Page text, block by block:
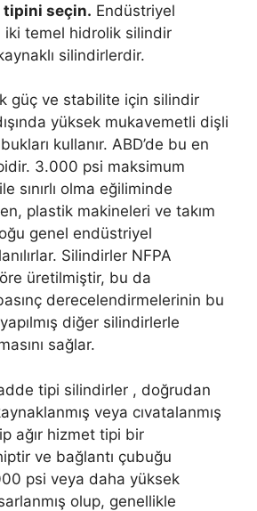
tipini seçin. Endüstriyel
iki temel hidrolik silindir
silindirlerdir.
güç ve stabilite için silindir
yüksek mukavemetli dişli
kullanır. ABD’de bu en
3.000 psi maksimum
sınırlı olma eğiliminde
plastik makineleri ve takım
genel endüstriyel
Silindirler NFPA
üretilmiştir, bu da
derecelendirmelerinin bu
diğer silindirlerle
sağlar.
tipi silindirler , doğrudan
veya cıvatalanmış
ağır hizmet tipi bir
ve bağlantı çubuğu
psi veya daha yüksek
olup, genellikle